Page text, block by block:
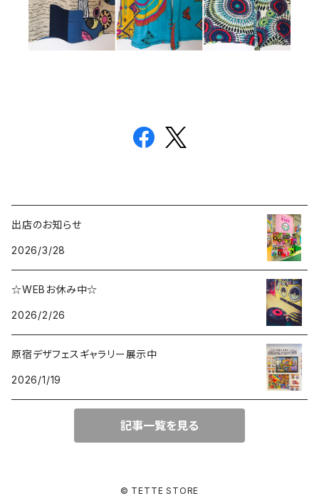
出店のお知らせ
2026/3/28
☆WEBお休み中☆
2026/2/26
原宿デザフェスギャラリー展示中
2026/1/19
記事一覧を見る
© TETTE STORE